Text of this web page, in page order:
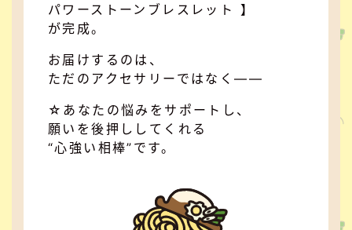
パワーストーンブレスレット 】
が完成。
お届けするのは、
ただのアクセサリーではなく――
☆あなたの悩みをサポートし、
願いを後押ししてくれる
“心強い相棒”です。